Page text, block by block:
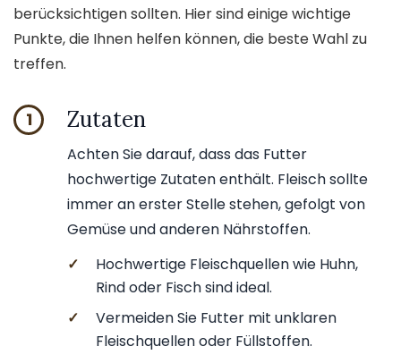
berücksichtigen sollten. Hier sind einige wichtige
Punkte, die Ihnen helfen können, die beste Wahl zu
treffen.
1 Zutaten
Achten Sie darauf, dass das Futter
hochwertige Zutaten enthält. Fleisch sollte
immer an erster Stelle stehen, gefolgt von
Gemüse und anderen Nährstoffen.
✓
Hochwertige Fleischquellen wie Huhn,
Rind oder Fisch sind ideal.
✓
Vermeiden Sie Futter mit unklaren
Fleischquellen oder Füllstoffen.